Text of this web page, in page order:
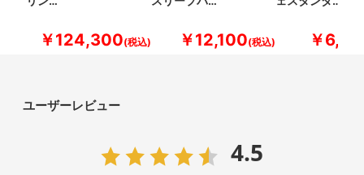
￥124,300 ￥12,100 ￥
ユーザーレビュー
4.5